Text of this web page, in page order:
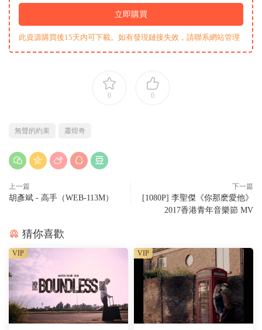
立即購買
此資源購買後15天内可下載。如有發現鏈接失效，請聯系網站管理
0 0
無聲的約束 蕭煌奇
上一篇
胡彥斌 - 高手（WEB-113M）
下一篇
[1080P] 李聖傑《你那麽愛他》
2017香港青年音樂節 MV
猜你喜歡
VIP VIP